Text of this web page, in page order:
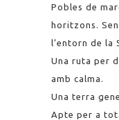
Pobles de
horitzons.
l’entorn de la
Una ruta per
amb calma.
Una terra
Apte per a